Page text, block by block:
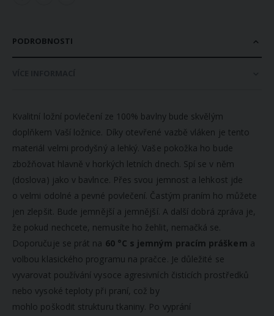
PODROBNOSTI
Kvalitní ložní povlečení ze 100% bavlny bude skvělým
doplňkem Vaší ložnice. Díky otevřené vazbě vláken je tento
materiál velmi prodyšný a lehký. Vaše pokožka ho bude
zbožňovat hlavně v horkých letních dnech. Spí se v něm
(doslova) jako v bavlnce. Přes svou jemnost a lehkost jde
o velmi odolné a pevné povlečení. Častým praním ho můžete
jen zlepšit. Bude jemnější a jemnější. A další dobrá zpráva je,
že pokud nechcete, nemusíte ho žehlit, nemačká se.
Doporučuje se prát na 60 °C s jemným pracím práškem a
volbou klasického programu na pračce. Je důležité se
vyvarovat používání vysoce agresivních čisticích prostředků
nebo vysoké teploty při praní, což by
mohlo poškodit strukturu tkaniny. Po vyprání